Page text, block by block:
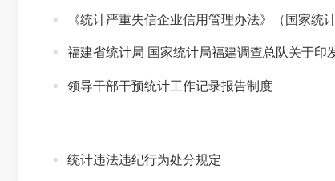
《统计严重失信企业信用管理办法》（国家统
福建省统计局 国家统计局福建调查总队关于
领导干部干预统计工作记录报告制度
统计违法违纪行为处分规定